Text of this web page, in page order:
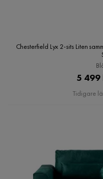
Chesterfield Lyx 2-sits Liten
5 499
Tidigare